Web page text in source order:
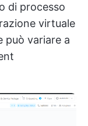
di processo
virtuale
può variare a